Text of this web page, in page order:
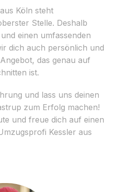
Köln steht
Stelle. Deshalb
einen umfassenden
dich auch persönlich und
das genau auf
ist.
und lass uns deinen
zum Erfolg machen!
und freue dich auf einen
Kessler aus